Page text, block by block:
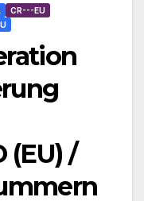
CR---EU
(EU) /